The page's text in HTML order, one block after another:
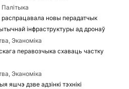
новы перадатчык
інфраструктуры ад дронаў
Эканоміка
перавозчыка схаваць частку
Эканоміка
дзве адзінкі тэхнікі